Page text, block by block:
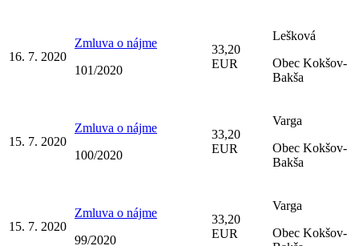
16. 7. 2020
Zmluva o nájme
101/2020
33,20
EUR
Lešková
Obec Kokšov-
Bakša
15. 7. 2020
Zmluva o nájme
100/2020
33,20
EUR
Varga
Obec Kokšov-
Bakša
15. 7. 2020
Zmluva o nájme
99/2020
33,20
EUR
Varga
Obec Kokšov-